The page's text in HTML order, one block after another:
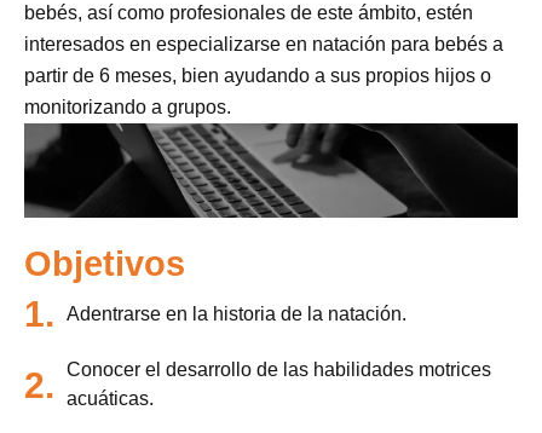
bebés, así como profesionales de este ámbito, estén
interesados en especializarse en natación para bebés a
partir de 6 meses, bien ayudando a sus propios hijos o
monitorizando a grupos.
Objetivos
1. Adentrarse en la historia de la natación.
2.
Conocer el desarrollo de las habilidades motrices
acuáticas.